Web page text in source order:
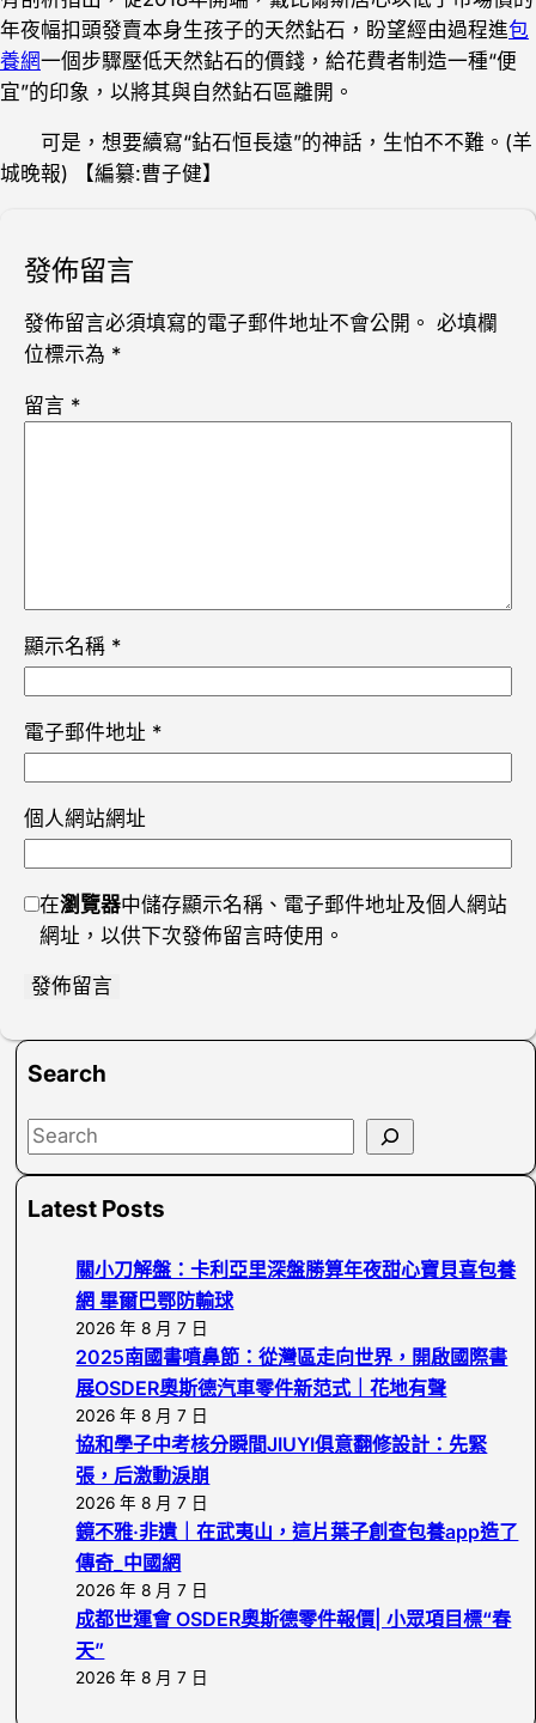
年夜幅扣頭發賣本身生孩子的天然鉆石，盼望經由過程進包
養網一個步驟壓低天然鉆石的價錢，給花費者制造一種“便
宜”的印象，以將其與自然鉆石區離開。
可是，想要續寫“鉆石恒長遠”的神話，生怕不不難。(羊
城晚報) 【編纂:曹子健】
發佈留言
發佈留言必須填寫的電子郵件地址不會公開。 必填欄
位標示為 *
留言 *
顯示名稱 *
電子郵件地址 *
個人網站網址
在瀏覽器中儲存顯示名稱、電子郵件地址及個人網站
網址，以供下次發佈留言時使用。
Search
S
aLatest Posts
關小刀解盤：卡利亞里深盤勝算年夜甜心寶貝喜包養
網 畢爾巴鄂防輸球
2026 年 8 月 7 日
2025南國書噴鼻節：從灣區走向世界，開啟國際書
展OSDER奧斯德汽車零件新范式｜花地有聲
2026 年 8 月 7 日
協和學子中考核分瞬間JIUYI俱意翻修設計：先緊
張，后激動淚崩
2026 年 8 月 7 日
鏡不雅·非遺｜在武夷山，這片葉子創查包養app造了
傳奇_中國網
2026 年 8 月 7 日
成都世運會 OSDER奧斯德零件報價| 小眾項目標“春
天”
2026 年 8 月 7 日